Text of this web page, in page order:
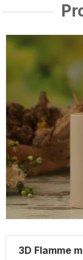
3D Flamme